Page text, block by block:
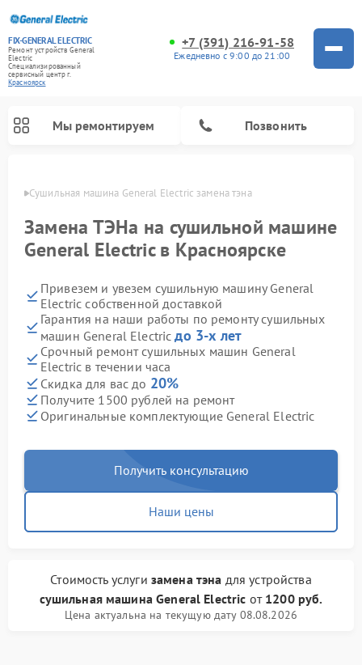
FIX-GENERAL ELECTRIC
Ремонт устройств General
Electric
Специализированный
cервисный центр г.
Красноярск
+7 (391) 216-91-58
Ежедневно с 9:00 до 21:00
Мы ремонтируем Позвонить
Сушильная машина General Electric замена тэна
Замена ТЭНа на сушильной машине
General Electric в Красноярске
Привезем и увезем сушильную машину General
Electric собственной доставкой
Гарантия на наши работы по ремонту сушильных
машин General Electricдо 3-х лет
Срочный ремонт сушильных машин General
Electric в течении часа
Скидка для вас до 20%
Получите 1500 рублей на ремонт
Оригинальные комплектующие General Electric
Получить консультацию
Наши цены
Стоимость услуги замена тэна для устройства
сушильная машина General Electric от 1200 руб.
Цена актуальна на текущую дату 08.08.2026